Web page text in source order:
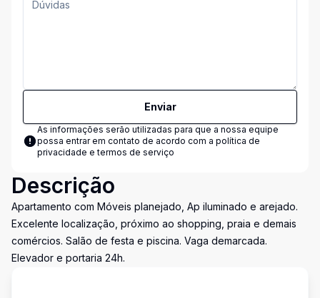
Enviar
As informações serão utilizadas para que a nossa equipe
possa entrar em contato de acordo com a política de
privacidade e termos de serviço
Descrição
Apartamento com Móveis planejado, Ap iluminado e arejado.
Excelente localização, próximo ao shopping, praia e demais
comércios. Salão de festa e piscina. Vaga demarcada.
Elevador e portaria 24h.